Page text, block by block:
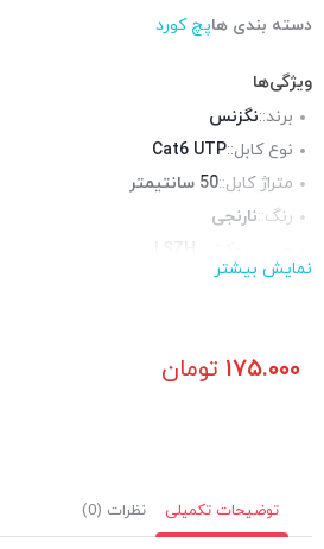
دسته بندی هاپچ کورد
ویژگی‌ها
برند::نگزنس
نوع کابل::Cat6 UTP
متراژ کابل::50 سانتیمتر
رنگ::نارنجی
LSZH
روکش فویل::
نمایش بیشتر
۱۷۵.۰۰۰ تومان
توضیحات تکمیلی نظرات (0)